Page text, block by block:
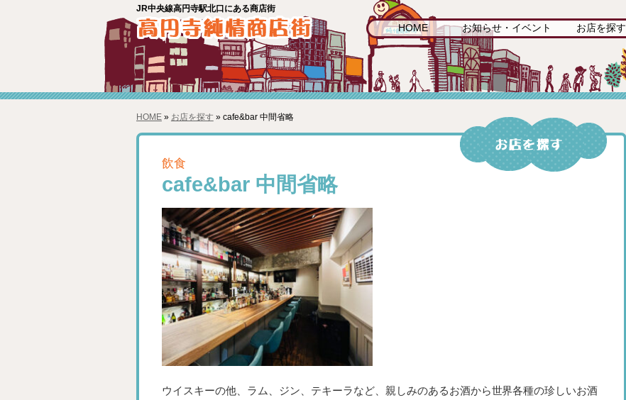
JR中央線高円寺駅北口にある商店街
HOME お知らせ・イベント お店を探す
HOME» お店を探す » cafe&bar 中間省略
飲食
cafe&bar 中間省略
ウイスキーの他、ラム、ジン、テキーラなど、親しみのあるお酒から世界各種の珍しいお酒